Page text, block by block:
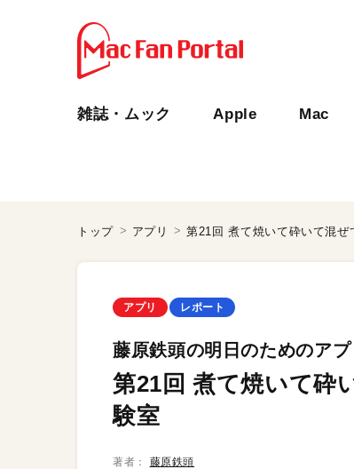
雑誌・ムック Apple Mac
トップ アプリ 第21回 煮て焼いて砕いて混
アプリ レポート
藤原鉄頭の明日のためのアプ
第21回 煮て焼いて砕
験室
著者： 藤原鉄頭